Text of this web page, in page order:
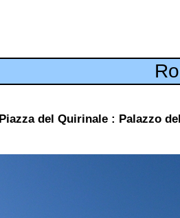
Piazza del Quirinale : Palazzo